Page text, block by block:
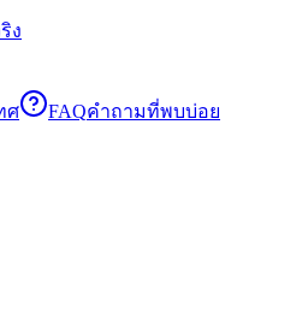
ง
ศ FAQคำถามที่พบบ่อย